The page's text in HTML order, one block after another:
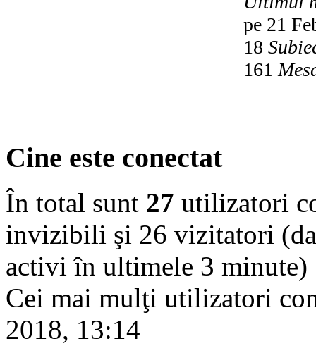
pe 21
18
161
Cine este conectat
În total sunt 27 utilizatori
invizibili şi 26 vizitatori
activi în ultimele 3 minute)
Cei mai mulţi utilizatori
2018, 13:14